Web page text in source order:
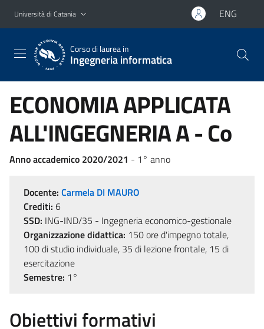
Vai al contenuto principale
Vai al menu di navigazione
Università di Catania ENG
Corso di laurea in
Ingegneria informatica
ECONOMIA APPLICATA
ALL'INGEGNERIA A - Co
Anno accademico 2020/2021 - 1° anno
Docente: Carmela DI MAURO
Crediti: 6
SSD: ING-IND/35 - Ingegneria economico-gestionale
Organizzazione didattica: 150 ore d'impegno totale,
100 di studio individuale, 35 di lezione frontale, 15 di
esercitazione
Semestre: 1°
Obiettivi formativi